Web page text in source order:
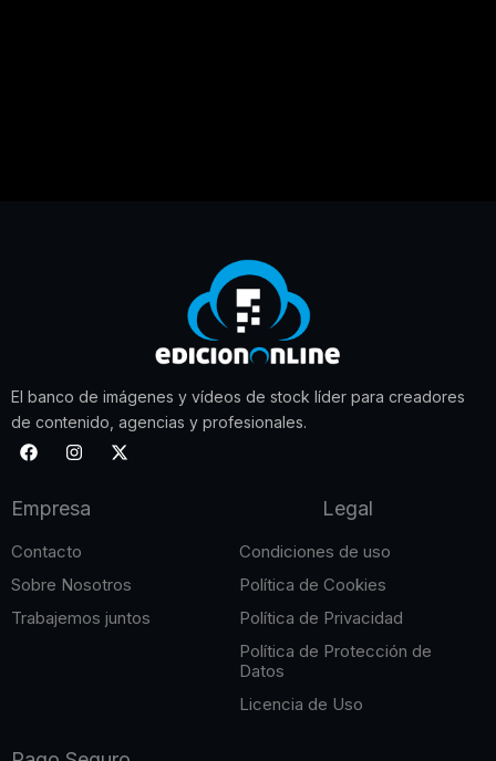
El banco de imágenes y vídeos de stock líder para creadores
de contenido, agencias y profesionales.
F
a
b
o
I
n
a
r
m
X
-
r
Empresa
Contacto
Sobre Nosotros
Trabajemos juntos
Legal
Condiciones de uso
Política de Cookies
Política de Privacidad
Política de Protección de
Datos
Licencia de Uso